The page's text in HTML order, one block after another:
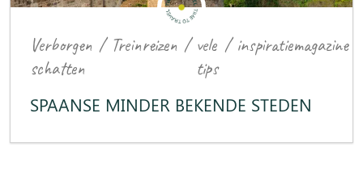
Verborgen
schatten
/ Treinreizen / vele
tips
/ inspiratiemagazine
SPAANSE MINDER BEKENDE STEDEN